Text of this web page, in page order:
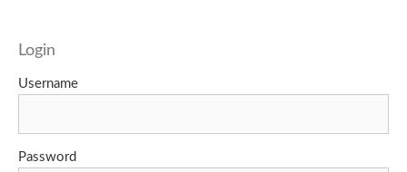
Login
Username
Password